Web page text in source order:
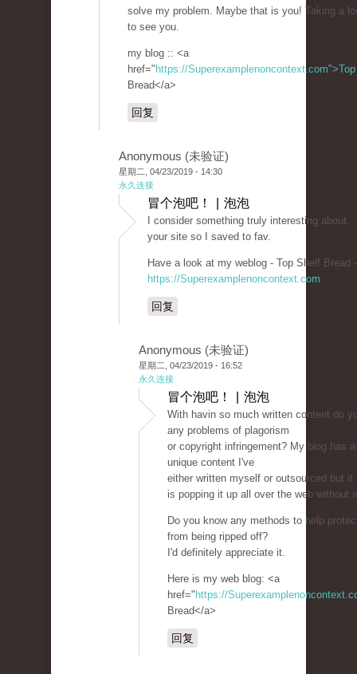
solve my problem. Maybe that is you! Taking a
to see you.
my blog :: <a
href=" https://Superexamplenoncontext.com">Top
Bread</a>
回复
Anonymous (未验证)
星期二, 04/23/2019 - 14:30
永久连接
冒个泡吧！ | 泡泡
I consider something truly interesting about
your site so I saved to fav.
Have a look at my weblog - Top Shelf Bread -
https://Superexamplenoncontext.com
回复
Anonymous (未验证)
星期二, 04/23/2019 - 16:52
永久连接
冒个泡吧！ | 泡泡
With havin so much written content do
any problems of plagorism
or copyright infringement? My blog has
unique content I've
either written myself or outsourced but it
is popping it up all over the web without
Do you know any methods to help
from being ripped off?
I'd definitely appreciate it.
Here is my web blog: <a
href=" https://
Bread</a>
回复